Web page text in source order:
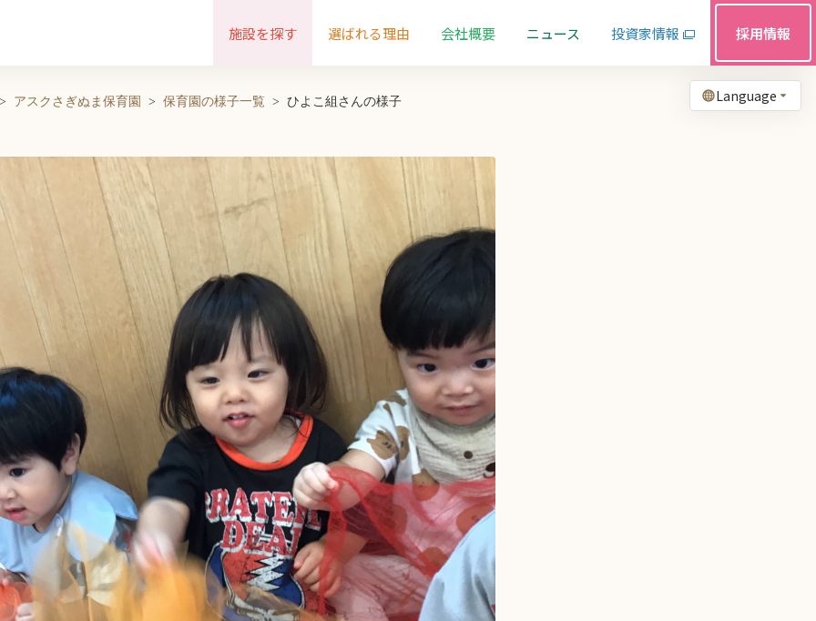
Language
施設を探す 選ばれる理由 会社概要 ニュース 投資家情報 採用情報
アスクさぎぬま保育園 保育園の様子一覧 ひよこ組さんの様子